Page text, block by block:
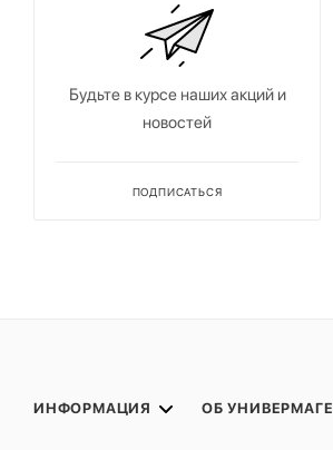
Будьте в курсе наших акций и
новостей
ПОДПИСАТЬСЯ
ИНФОРМАЦИЯ ОБ УНИВЕРМАГЕ